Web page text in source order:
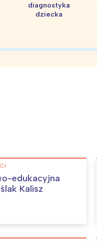
diagnostyka
dziecka
edukacyjna
Kalisz